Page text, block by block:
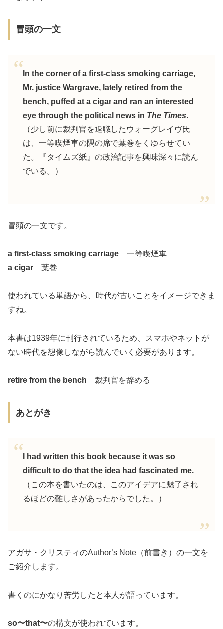
冒頭の一文
In the corner of a first-class smoking carriage,
Mr. justice Wargrave, lately retired from the
bench, puffed at a cigar and ran an interested
eye through the political news in The Times.
（少し前に裁判官を退職したウォーグレイヴ氏
は、一等喫煙車の隅の席で葉巻をくゆらせてい
た。『タイムズ紙』の政治記事を興味深々に読ん
でいる。）
冒頭の一文です。
a first-class smoking carriage 一等喫煙車
a cigar 葉巻
使われている単語から、時代が古いことをイメージできま
すね。
本書は1939年に刊行されているため、スマホやネットが
ない時代を想像しながら読んでいく必要があります。
retire from the bench 裁判官を辞める
あとがき
I had written this book because it was so
difficult to do that the idea had fascinated me.
（この本を書いたのは、このアイデアに魅了され
るほどの難しさがあったからでした。）
アガサ・クリスティのAuthor’s Note（前書き）の一文を
ご紹介します。
書くのにかなり苦労したと本人が語っています。
so〜that〜の構文が使われています。